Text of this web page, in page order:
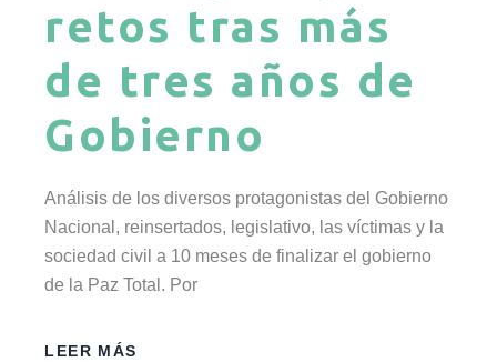
retos tras más
de tres años de
Gobierno
Análisis de los diversos protagonistas del Gobierno
Nacional, reinsertados, legislativo, las víctimas y la
sociedad civil a 10 meses de finalizar el gobierno
de la Paz Total. Por
LEER MÁS